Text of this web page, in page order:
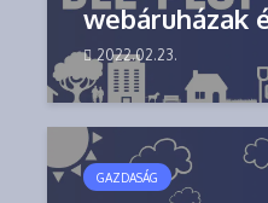
webáruházak
2022.02.23.
GAZDASÁG